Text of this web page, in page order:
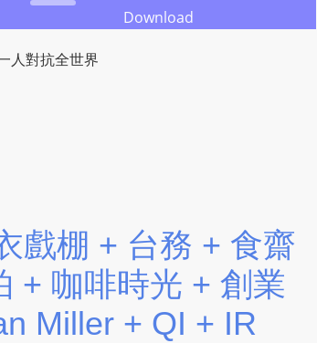
e
s
i
m
a
n
Download
人對抗全世界
戲棚 + 台務 + 食齋
+ 咖啡時光 + 創業
Miller + QI + IR